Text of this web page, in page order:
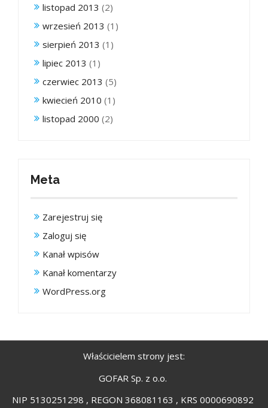
listopad 2013 (2)
wrzesień 2013 (1)
sierpień 2013 (1)
lipiec 2013 (1)
czerwiec 2013 (5)
kwiecień 2010 (1)
listopad 2000 (2)
Meta
Zarejestruj się
Zaloguj się
Kanał wpisów
Kanał komentarzy
WordPress.org
Właścicielem strony jest:
GOFAR Sp. z o.o.
NIP 5130251298 , REGON 368081163 , KRS 0000690892